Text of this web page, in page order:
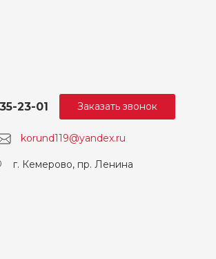
korund119@yandex.ru
23-01
г. Кемерово, пр. Ленина
Заказать звонок